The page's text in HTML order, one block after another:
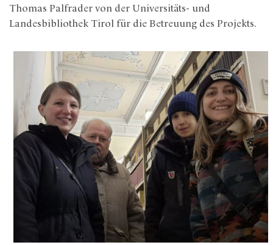
Thomas Palfrader von der Universitäts- und
Landesbibliothek Tirol für die Betreuung des Projekts.